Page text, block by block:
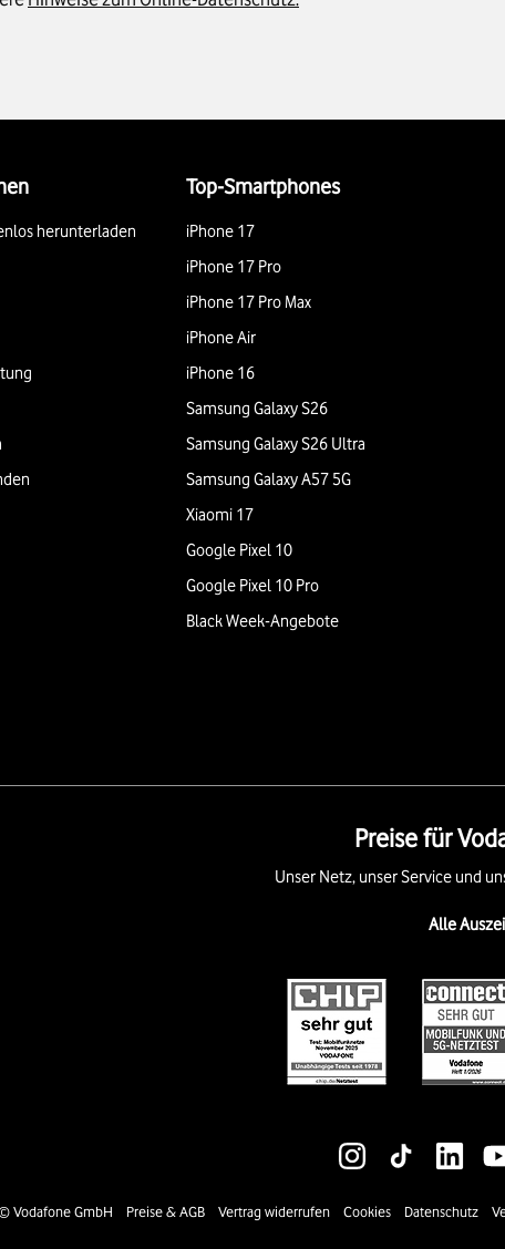
herunterladen
Top-Smartphones
iPhone 17
iPhone 17 Pro
iPhone 17 Pro Max
iPhone Air
iPhone 16
Samsung Galaxy S26
Samsung Galaxy S26 Ultra
Samsung Galaxy A57 5G
Xiaomi 17
Google Pixel 10
Google Pixel 10 Pro
Black Week-Angebote
Preise für
Unser Netz, unser Service und
Alle
Vodafone GmbH Preise & AGB Vertrag widerrufen Cookies Datenschutz